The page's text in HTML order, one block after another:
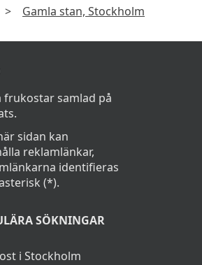
> Gamla stan, Stockholm
frukostar samlad på
sidan kan
reklamlänkar,
identifieras
(*).
SÖKNINGAR
i Stockholm